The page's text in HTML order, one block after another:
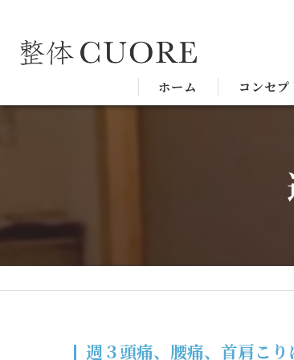
ホーム コンセプ
週３頭痛、腰痛、首肩こり